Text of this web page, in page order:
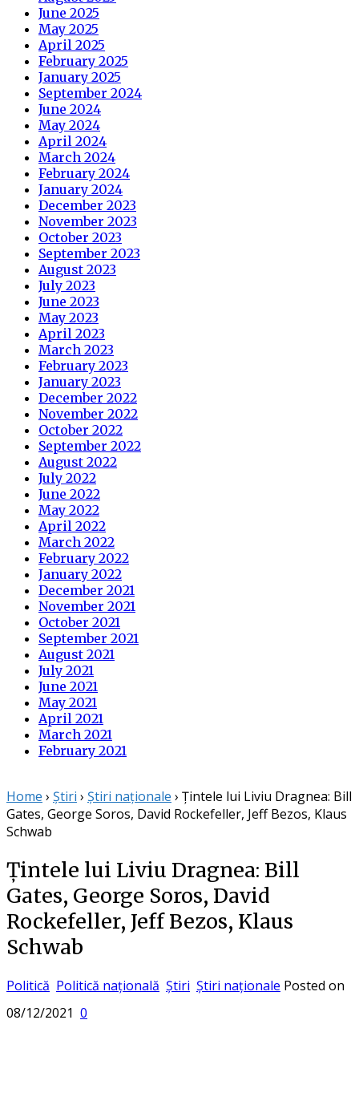
June 2025
May 2025
April 2025
February 2025
January 2025
September 2024
June 2024
May 2024
April 2024
March 2024
February 2024
January 2024
December 2023
November 2023
October 2023
September 2023
August 2023
July 2023
June 2023
May 2023
April 2023
March 2023
February 2023
January 2023
December 2022
November 2022
October 2022
September 2022
August 2022
July 2022
June 2022
May 2022
April 2022
March 2022
February 2022
January 2022
December 2021
November 2021
October 2021
September 2021
August 2021
July 2021
June 2021
May 2021
April 2021
March 2021
February 2021
Home › Știri › Știri naționale › Țintele lui Liviu Dragnea: Bill
Gates, George Soros, David Rockefeller, Jeff Bezos, Klaus
Schwab
Țintele lui Liviu Dragnea: Bill
Gates, George Soros, David
Rockefeller, Jeff Bezos, Klaus
Schwab
Politică Politică națională Știri Știri naționale Posted on
08/12/2021 0